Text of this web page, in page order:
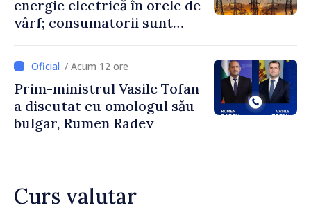
energie electrică în orele de
vârf; consumatorii sunt
/ Acum 12 ore
Prim-ministrul Vasile Tofan
a discutat cu omologul său
bulgar, Rumen Radev
Curs valutar